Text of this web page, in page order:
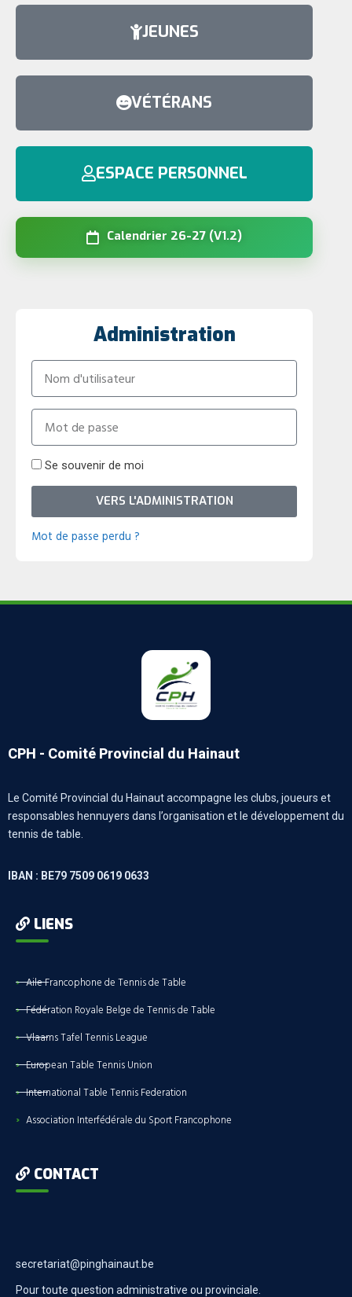
JEUNES
VÉTÉRANS
ESPACE PERSONNEL
Calendrier 26-27 (V1.2)
Administration
Se souvenir de moi
VERS L'ADMINISTRATION
Mot de passe perdu ?
CPH - Comité Provincial du Hainaut
Le Comité Provincial du Hainaut accompagne les clubs, joueurs et
responsables hennuyers dans l’organisation et le développement du
tennis de table.
IBAN : BE79 7509 0619 0633
LIENS
Aile Francophone de Tennis de Table
Fédération Royale Belge de Tennis de Table
Vlaams Tafel Tennis League
European Table Tennis Union
International Table Tennis Federation
Association Interfédérale du Sport Francophone
CONTACT
secretariat@pinghainaut.be
Pour toute question administrative ou provinciale.